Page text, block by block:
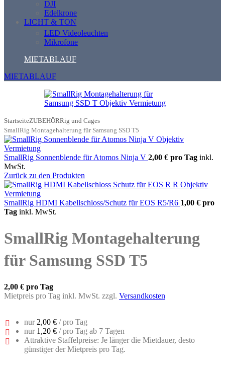
DJI
Edelkrone
LICHT & TON
LED Videoleuchten
Mikrofone
MIETABLAUF
MIETABLAUF
StartseiteZUBEHÖRRig und Cages
SmallRig Montagehalterung für Samsung SSD T5
SmallRig Sonnenblende für Atomos Ninja V 2,00 € pro Tag inkl.
MwSt.
Zurück zu den Produkten
SmallRig HDMI Kabellschloss/Schutz für EOS R5/R6 1,00 € pro
Tag inkl. MwSt.
SmallRig Montagehalterung
für Samsung SSD T5
2,00 € pro Tag
Mietpreis pro Tag inkl. MwSt. zzgl. Versandkosten
nur 2,00 € / pro Tag
nur 1,20 € / pro Tag ab 7 Tagen
Attraktive Staffelpreise: Je länger die Mietdauer, desto
günstiger der Mietpreis pro Tag.